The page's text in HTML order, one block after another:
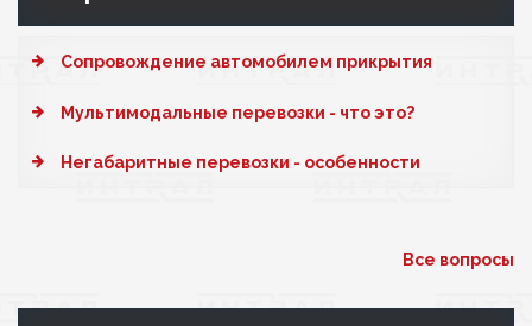
Cопровождение автомобилем прикрытия
Мультимодальные перевозки - что это?
Негабаритные перевозки - особенности
Все вопросы